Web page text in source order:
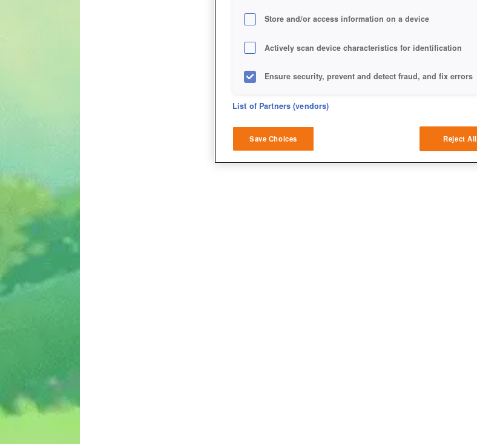
Store and/or access information on a device
Actively scan device characteristics for identification
Ensure security, prevent and detect fraud, and fix errors
Deliver and present advertising and content
Match and combine data from other data sources
Link different devices
List of Partners (vendors)
Save Choices Reject All